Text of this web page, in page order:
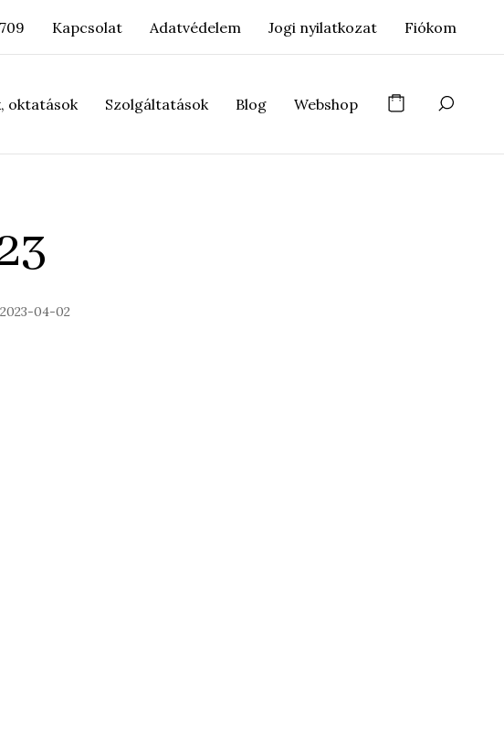
Kapcsolat Adatvédelem Jogi nyilatkozat Fiókom
oktatások Szolgáltatások Blog Webshop
04-02